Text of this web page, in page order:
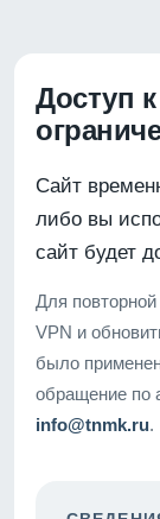
Доступ
Сайт
либо вы
сайт будет
Для
VPN и
было
обращение по
info@tnmk.ru.